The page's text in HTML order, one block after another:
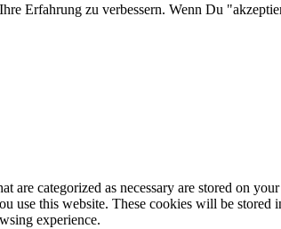
Erfahrung zu verbessern. Wenn Du
categorized as necessary are stored on
use this website. These cookies will be
experience.